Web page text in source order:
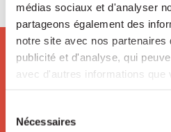
médias sociaux et d'analyser
partageons également des
notre site avec nos
publicité et d'analyse, qui
avec d'autres informations que
Nécessaires